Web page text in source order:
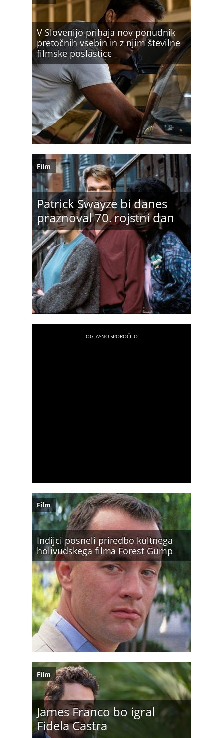
V Slovenijo prihaja nov ponudnik
pretočnih vsebin in z njim številne
filmske poslastice
Patrick Swayze bi danes
praznoval 70. rojstni dan
Film
Indijci posneli priredbo kultnega
holivudskega filma Forest Gump
Film
James Franco bo igral
Fidela Castra
Film